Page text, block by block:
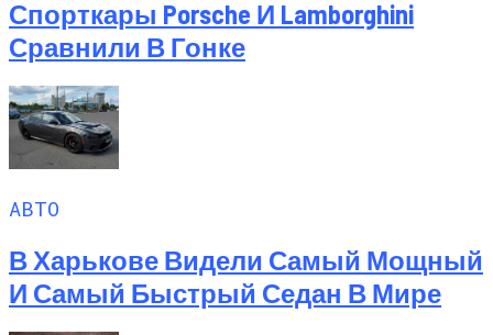
Спорткары Porsche И Lamborghini
Сравнили В Гонке
АВТО
В Харькове Видели Самый Мощный
И Самый Быстрый Седан В Мире